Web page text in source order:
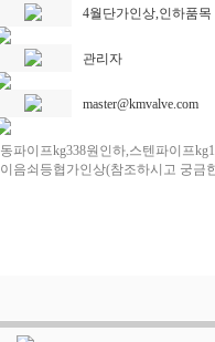
4월단가인상,인하품
관리자
master@kmvalve.com
동파이프kg338원인하,스텐파이프
이음쇠등협가인상(참조하시고 궁금